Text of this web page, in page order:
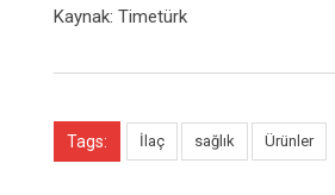
Kaynak: Timetürk
Tags: İlaç sağlık Ürünler